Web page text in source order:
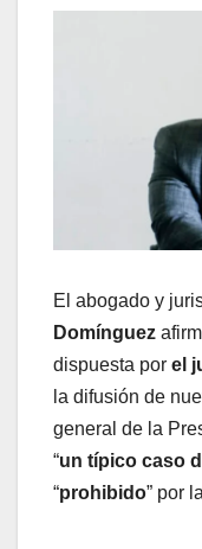
El abogado y
Domínguez
dispuesta por el
la difusión de
general de la
“un típico caso
“prohibido” por